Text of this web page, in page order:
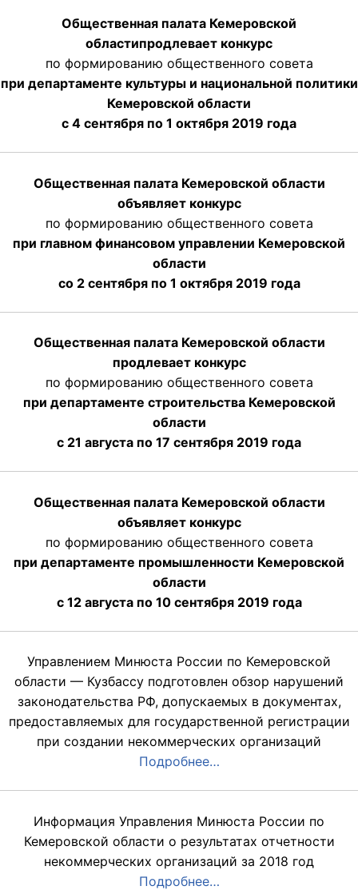
Общественная палата Кемеровской
областипродлевает конкурс
по формированию общественного совета
при департаменте культуры и национальной политики
Кемеровской области
с 4 сентября по 1 октября 2019 года
Общественная палата Кемеровской области
объявляет конкурс
по формированию общественного совета
при главном финансовом управлении Кемеровской
области
со 2 сентября по 1 октября 2019 года
Общественная палата Кемеровской области
продлевает конкурс
по формированию общественного совета
при департаменте строительства Кемеровской
области
с 21 августа по 17 сентября 2019 года
Общественная палата Кемеровской области
объявляет конкурс
по формированию общественного совета
при департаменте промышленности Кемеровской
области
с 12 августа по 10 сентября 2019 года
Управлением Минюста России по Кемеровской
области — Кузбассу подготовлен обзор нарушений
законодательства РФ, допускаемых в документах,
предоставляемых для государственной регистрации
при создании некоммерческих организаций
Подробнее…
Информация Управления Минюста России по
Кемеровской области о результатах отчетности
некоммерческих организаций за 2018 год
Подробнее…